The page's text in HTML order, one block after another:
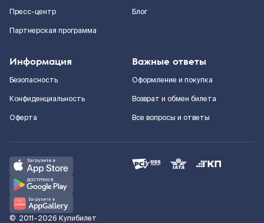
Пресс-центр
Партнерская программа
Блог
Информация
Безопасность
Конфиденциальность
Оферта
Важные ответы
Оформление и покупка
Возврат и обмен билета
Все вопросы и ответы
© 2011–2026 Купибилет